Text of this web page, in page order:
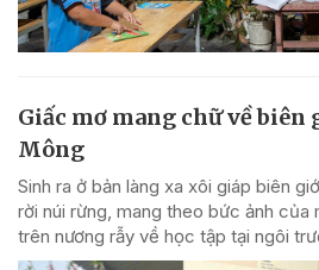
Giấc mơ mang chữ về biên
Mông
Sinh ra ở bản làng xa xôi giáp biên
rời núi rừng, mang theo bức ảnh của
trên nương rẫy về học tập tại ngôi